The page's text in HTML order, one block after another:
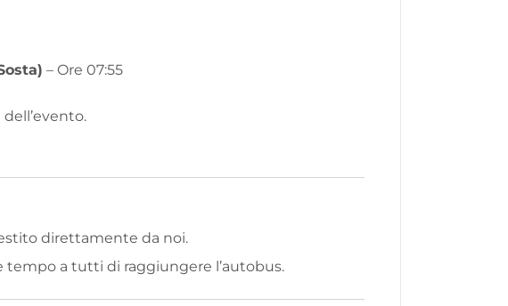
– Ore 07:55
direttamente da noi.
tempo a tutti di raggiungere l’autobus.